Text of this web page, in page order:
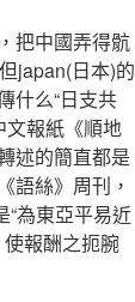
把中國弄得骯
japan(日本)的
什么“日支共
文報紙《順地
述的簡直都是
語絲》周刊，
“為東亞平易近
報酬之扼腕